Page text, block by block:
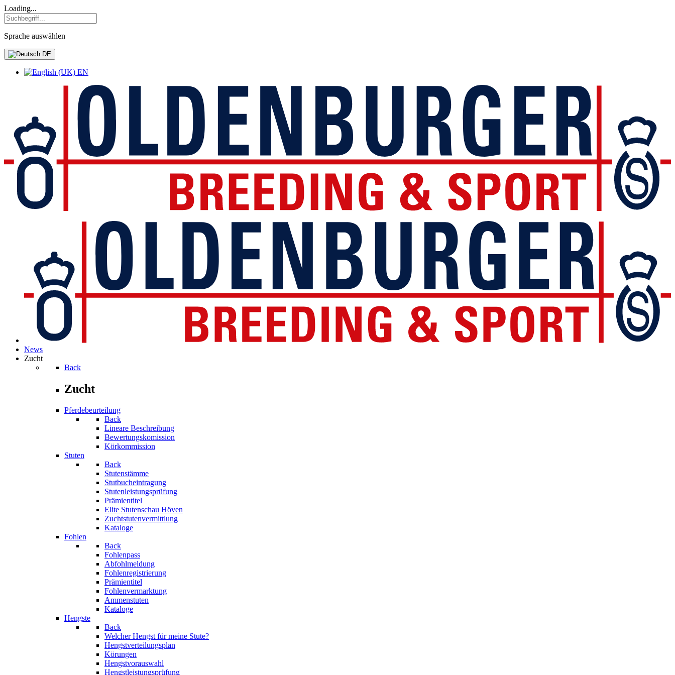
Loading...
Sprache auswählen
DE
EN
News
Zucht
Back
Zucht
Pferdebeurteilung
Back
Lineare Beschreibung
Bewertungskomission
Körkommission
Stuten
Back
Stutenstämme
Stutbucheintragung
Stutenleistungsprüfung
Prämientitel
Elite Stutenschau Höven
Zuchtstutenvermittlung
Kataloge
Fohlen
Back
Fohlenpass
Abfohlmeldung
Fohlenregistrierung
Prämientitel
Fohlenvermarktung
Ammenstuten
Kataloge
Hengste
Back
Welcher Hengst für meine Stute?
Hengstverteilungsplan
Körungen
Hengstvorauswahl
Hengstleistungsprüfung